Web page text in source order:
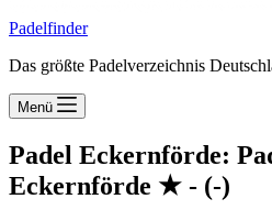
Padelfinder
Das größte Padelverzeichnis
Menü
Padel Eckernförde:
Eckernförde ★ - (-)